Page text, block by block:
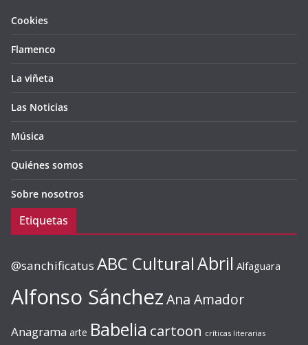
Cookies
Flamenco
La viñeta
Las Noticias
Música
Quiénes somos
Sobre nosotros
Etiquetas
@sanchificatus ABC CulturalAbril Alfaguara
Alfonso SánchezAna Amador
Anagrama arte Babelia cartoon críticas literarias